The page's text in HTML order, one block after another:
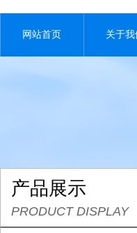
网站首页 关于我
产品展示
PRODUCT DISPLAY